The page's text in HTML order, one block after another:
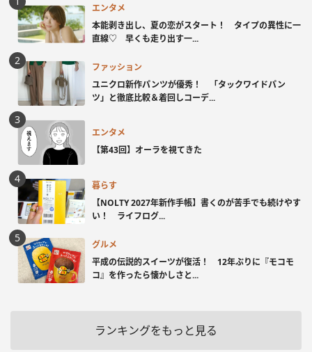
エンタメ
本能剥き出し、夏の恋がスタート！ タイプの異性に一
直線♡ 早くも走り出す一...
ファッション
ユニクロ新作パンツが優秀！ 「タックワイドパン
ツ」と徹底比較＆着回しコーデ...
エンタメ
【第43回】オーラを視てきた
暮らす
【NOLTY 2027年新作手帳】書くのが苦手でも続けやす
い！ ライフログ...
グルメ
平成の伝説的スイーツが復活！ 12年ぶりに『モコモ
コ』を作ったら懐かしさと...
ランキングをもっと見る